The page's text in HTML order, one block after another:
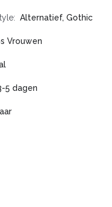
Alternatief, Gothic
Vrouwen
5 dagen